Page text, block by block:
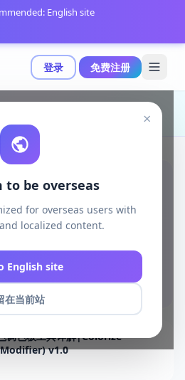
登录 免费注册
English site
×
to be overseas
for overseas users with
localized content.
English site
在当前站
Unity Tools
调色板工具详解|Colorize
v1.0